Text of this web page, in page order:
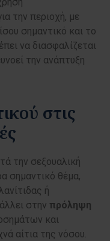
την περιοχή, με
σημαντικό και το
να διασφαλίζεται
την ανάπτυξη
στις
την σεξουαλική
σημαντικό θέμα,
ή
στην πρόληψη
και
αίτια της νόσου.